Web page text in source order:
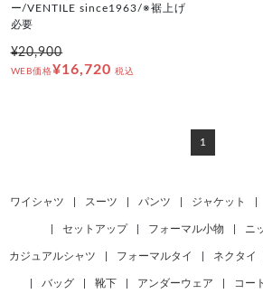
ー/VENTILE since1963/※裾上げ
必要
¥20,900
WEB価格¥16,720 税込
1
ワイシャツ スーツ パンツ ジャケット
セットアップ フォーマル小物 ニ
カジュアルシャツ フォーマルタイ ネクタイ
バッグ 靴下 アンダーウェア コート